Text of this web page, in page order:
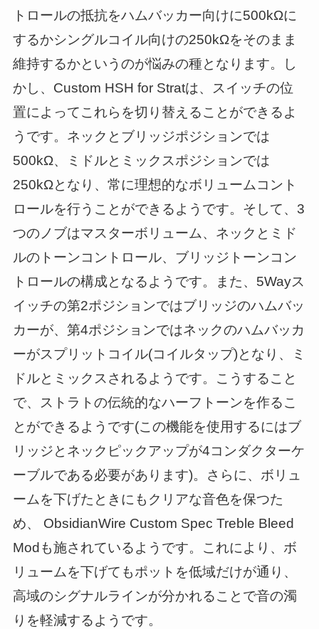
トロールの抵抗をハムバッカー向けに500kΩに
するかシングルコイル向けの250kΩをそのまま
維持するかというのが悩みの種となります。し
かし、Custom HSH for Stratは、スイッチの位
置によってこれらを切り替えることができるよ
うです。ネックとブリッジポジションでは
500kΩ、ミドルとミックスポジションでは
250kΩとなり、常に理想的なボリュームコント
ロールを行うことができるようです。そして、3
つのノブはマスターボリューム、ネックとミド
ルのトーンコントロール、ブリッジトーンコン
トロールの構成となるようです。また、5Wayス
イッチの第2ポジションではブリッジのハムバッ
カーが、第4ポジションではネックのハムバッカ
ーがスプリットコイル(コイルタップ)となり、ミ
ドルとミックスされるようです。こうすること
で、ストラトの伝統的なハーフトーンを作るこ
とができるようです(この機能を使用するにはブ
リッジとネックピックアップが4コンダクターケ
ーブルである必要があります)。さらに、ボリュ
ームを下げたときにもクリアな音色を保つた
め、 ObsidianWire Custom Spec Treble Bleed
Modも施されているようです。これにより、ボ
リュームを下げてもポットを低域だけが通り、
高域のシグナルラインが分かれることで音の濁
りを軽減するようです。